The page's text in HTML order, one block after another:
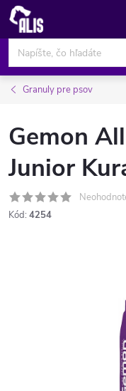
Prejsť
obsah
Granuly pre psov
Gemon
Junior
Kód: 4254